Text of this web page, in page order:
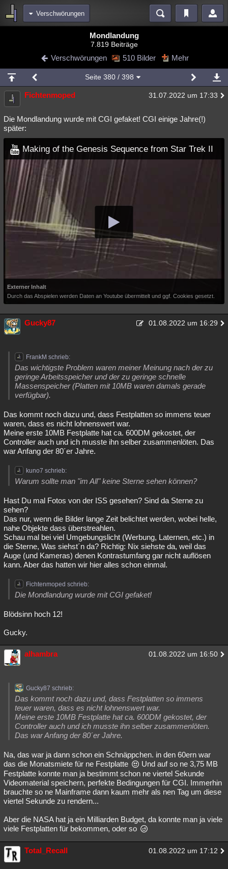
Verschwörungen
Blogs Videos
Chat Wiki Neuigkeiten
meine Rubriken
Menschen Wissenschaft Mystery Kriminalfälle
Spiritualität Verschwörungen Technologie Ufologie
Natur Umfragen Unterhaltung
weitere Rubriken
Philosophie Träume Esoterik
Astronomie Helpdesk Gruppen
Musik Clash Verbesserungen
Übersichten
Besucht Teilgenommen Alle Neue Geschlossen
Schlüsselwörter
Mondlandung
7.819 Beiträge
Verschwörungen 510 Bilder Mehr
Seite 380/ 398
Fichtenmoped 31.07.2022 um 17:33
Die Mondlandung wurde mit CGI gefaket! CGI einige Jahre(!)
später:
Making of the Genesis Sequence from Star Trek II
Externer Inhalt
Durch das Abspielen werden Daten an Youtube übermittelt und ggf. Cookies gesetzt.
Gucky87 01.08.2022 um 16:29
FrankM schrieb:
Das wichtigste Problem waren meiner Meinung nach der zu
geringe Arbeitsspeicher und der zu geringe schnelle
Massenspeicher (Platten mit 10MB waren damals gerade
verfügbar).
Das kommt noch dazu und, dass Festplatten so immens teuer
waren, dass es nicht lohnenswert war.
Meine erste 10MB Festplatte hat ca. 600DM gekostet, der
Controller auch und ich musste ihn selber zusammenlöten. Das
war Anfang der 80´er Jahre.
kuno7 schrieb:
Warum sollte man "im All" keine Sterne sehen können?
Hast Du mal Fotos von der ISS gesehen? Sind da Sterne zu
sehen?
Das nur, wenn die Bilder lange Zeit belichtet werden, wobei helle,
nahe Objekte dass überstreahlen.
Schau mal bei viel Umgebungslicht (Werbung, Laternen, etc.) in
die Sterne, Was siehst´n da? Richtig: Nix siehste da, weil das
Auge (und Kameras) denen Kontrastumfang gar nicht auflösen
kann. Aber das hatten wir hier alles schon einmal.
Fichtenmoped schrieb:
Die Mondlandung wurde mit CGI gefaket!
Blödsinn hoch 12!
Gucky.
alhambra 01.08.2022 um 16:50
Gucky87 schrieb:
Das kommt noch dazu und, dass Festplatten so immens
teuer waren, dass es nicht lohnenswert war.
Meine erste 10MB Festplatte hat ca. 600DM gekostet, der
Controller auch und ich musste ihn selber zusammenlöten.
Das war Anfang der 80´er Jahre.
Na, das war ja dann schon ein Schnäppchen. in den 60ern war
das die Monatsmiete für ne Festplatte
Und auf so ne 3,75 MB
Festplatte konnte man ja bestimmt schon ne viertel Sekunde
Videomaterial speichern, perfekte Bedingungen für CGI. Immerhin
brauchte so ne Mainframe dann kaum mehr als nen Tag um diese
viertel Sekunde zu rendern...
Aber die NASA hat ja ein Milliarden Budget, da konnte man ja viele
viele Festplatten für bekommen, oder so
Total_Recall 01.08.2022 um 17:12